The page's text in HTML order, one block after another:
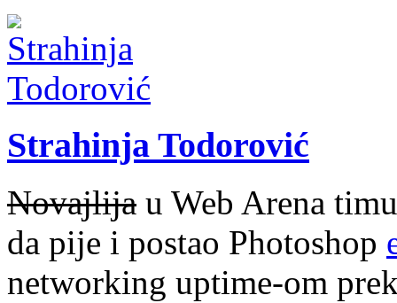
Strahinja Todorović
Novajlija u Web Arena
da pije i postao Photoshop
networking uptime-om